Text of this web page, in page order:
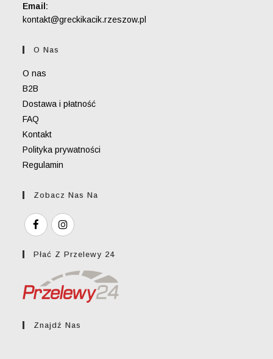
Email:
kontakt@greckikacik.rzeszow.pl
O Nas
O nas
B2B
Dostawa i płatność
FAQ
Kontakt
Polityka prywatności
Regulamin
Zobacz Nas Na
Płać Z Przelewy 24
Znajdź Nas